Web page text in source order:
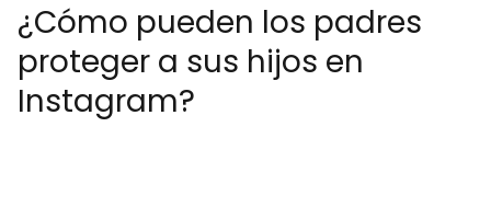
¿Cómo pueden los padres
proteger a sus hijos en
Instagram?